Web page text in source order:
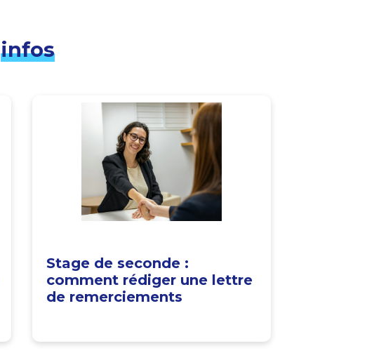
infos
Stage de seconde :
comment rédiger une lettre
de remerciements